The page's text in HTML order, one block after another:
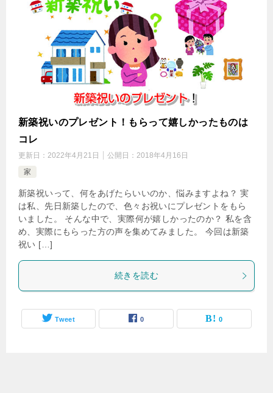
新築祝いのプレゼント！もらって嬉しかったものは
コレ
更新日： 2022年4月21日 公開日： 2018年4月16日
家
新築祝いって、何をあげたらいいのか、悩みますよね？ 実
は私、先日新築したので、色々お祝いにプレゼントをもら
いました。 そんな中で、実際何が嬉しかったのか？ 私を含
め、実際にもらった方の声を集めてみました。 今回は新築
祝い […]
続きを読む
Tweet 0 0